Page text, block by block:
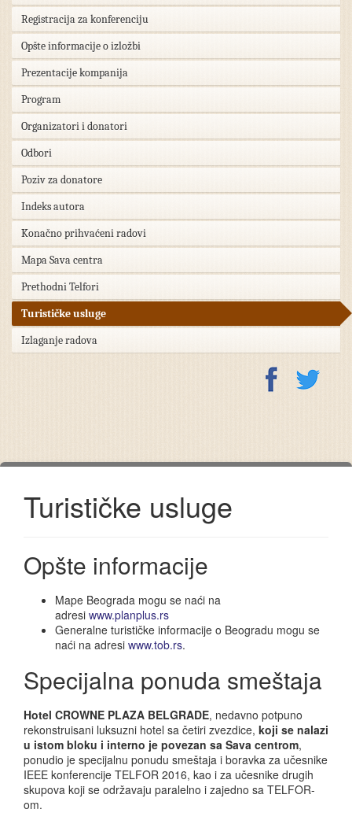
Registracija za konferenciju
Opšte informacije o izložbi
Prezentacije kompanija
Program
Organizatori i donatori
Odbori
Poziv za donatore
Indeks autora
Konačno prihvaćeni radovi
Mapa Sava centra
Prethodni Telfori
Turističke usluge
Izlaganje radova
Turističke usluge
Opšte informacije
Mape Beograda mogu se naći na
adresi www.planplus.rs
Generalne turističke informacije o Beogradu mogu se
naći na adresi www.tob.rs.
Specijalna ponuda smeštaja
Hotel CROWNE PLAZA BELGRADE, nedavno potpuno
rekonstruisani luksuzni hotel sa četiri zvezdice, koji se nalazi
u istom bloku i interno je povezan sa Sava centrom,
ponudio je specijalnu ponudu smeštaja i boravka za učesnike
IEEE konferencije TELFOR 2016, kao i za učesnike drugih
skupova koji se održavaju paralelno i zajedno sa TELFOR-
om.